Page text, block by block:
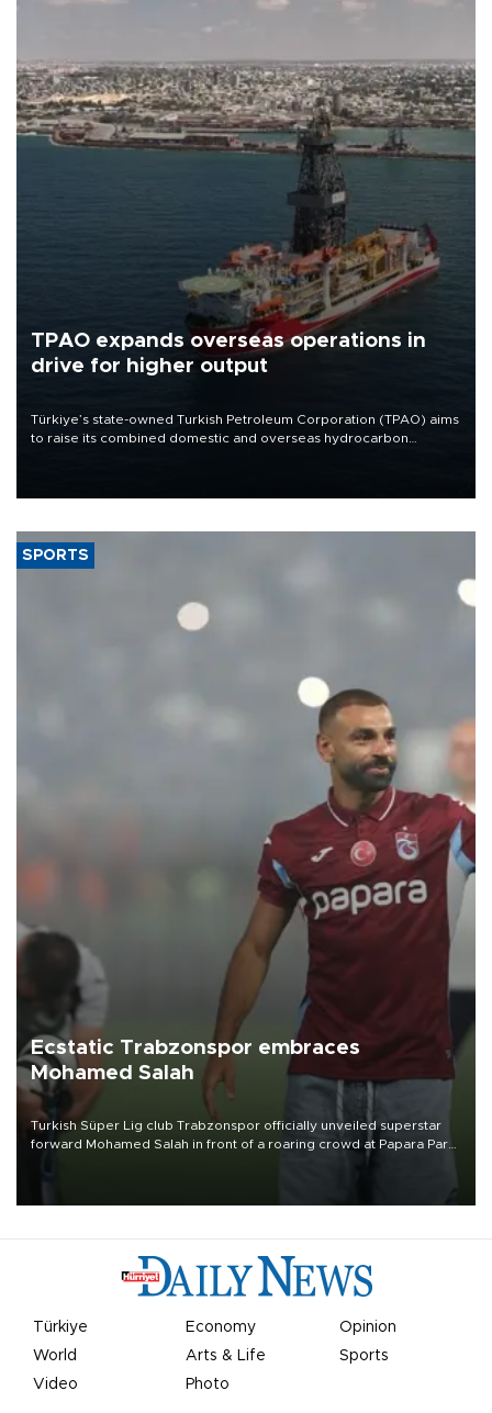
TPAO expands overseas operations in
drive for higher output
Türkiye’s state-owned Turkish Petroleum Corporation (TPAO) aims
to raise its combined domestic and overseas hydrocarbon
SPORTS
Ecstatic Trabzonspor embraces
Mohamed Salah
Turkish Süper Lig club Trabzonspor officially unveiled superstar
forward Mohamed Salah in front of a roaring crowd at Papara Park
Türkiye Economy
Opinion
World
Arts & Life
Sports
Video
Photo